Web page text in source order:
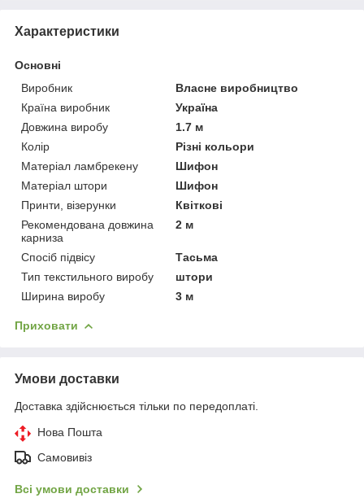
Характеристики
Основні
Виробник
Власне виробництво
Країна виробник
Україна
Довжина виробу
1.7 м
Колір
Різні кольори
Матеріал ламбрекену
Шифон
Матеріал штори
Шифон
Принти, візерунки
Квіткові
Рекомендована довжина
карниза
2 м
Спосіб підвісу
Тасьма
Тип текстильного виробу
штори
Ширина виробу
3 м
Приховати
Умови доставки
Доставка здійснюється тільки по передоплаті.
Нова Пошта
Самовивіз
Всі умови доставки